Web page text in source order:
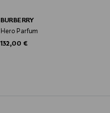
BURBERRY
Hero Parfum
Original Price
132,00 €